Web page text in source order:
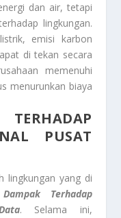
dan air, tetapi
lingkungan.
emisi karbon
di tekan secara
memenuhi
menurunkan biaya
PUSAT
lingkungan yang di
Terhadap
. Selama ini,